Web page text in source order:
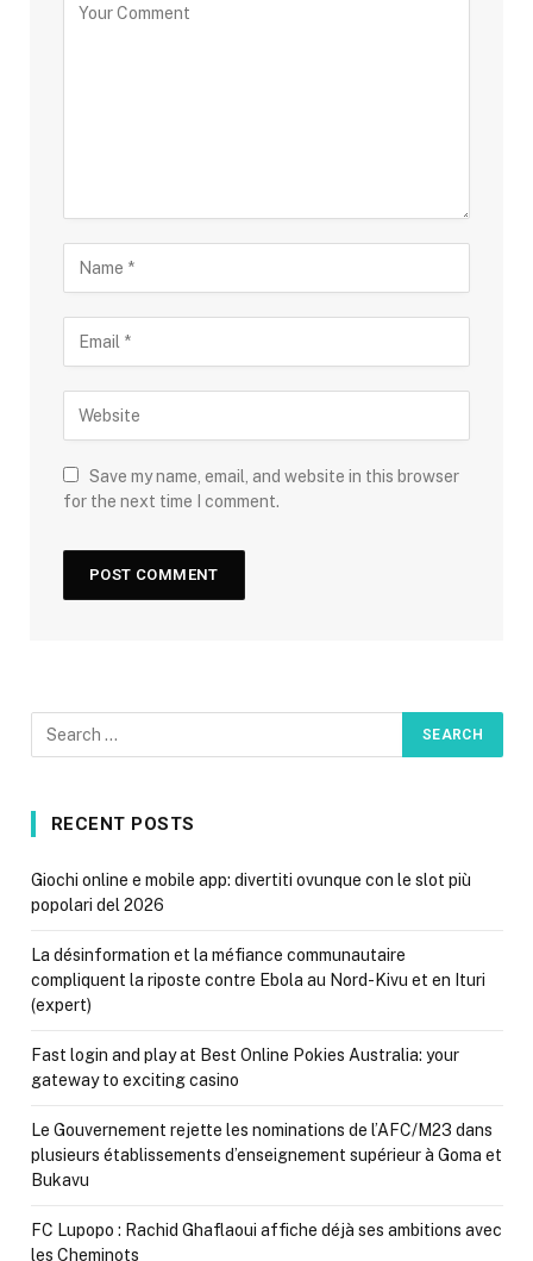
Save my name, email, and website in this browser
for the next time I comment.
RECENT POSTS
Giochi online e mobile app: divertiti ovunque con le slot più
popolari del 2026
La désinformation et la méfiance communautaire
compliquent la riposte contre Ebola au Nord-Kivu et en Ituri
(expert)
Fast login and play at Best Online Pokies Australia: your
gateway to exciting casino
Le Gouvernement rejette les nominations de l’AFC/M23 dans
plusieurs établissements d’enseignement supérieur à Goma et
Bukavu
FC Lupopo : Rachid Ghaflaoui affiche déjà ses ambitions avec
les Cheminots